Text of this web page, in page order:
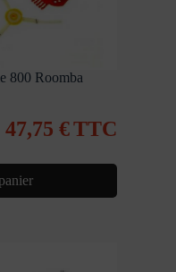
800 Roomba
47,75 €TTC